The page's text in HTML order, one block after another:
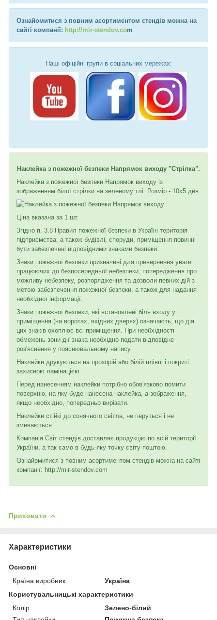
Ознайомитися з повним асортиментом стендів можна на
сайті компанії: http://mir-stendov.com
Наші офіційні групи в соціальних мережах:
Наклейка з пожежної безпеки Напрямок виходу "Стрілка".
Наклейка з пожежної безпеки Напрямок виходу із
зображенням білої стрілки на зеленому тлі. Розмір - 10х5 див.
Ціна вказана за 1 шт.
Згідно п. 3.8 Правил пожежної безпеки в Україні територія
підприємства, а також будівлі, споруди, приміщення повинні
бути забезпечені відповідними знаками безпеки.
Знаки пожежної безпеки призначені для привернення уваги
працюючих до безпосередньої небезпеки, попередження про
можливу небезпеку, розпорядження та дозволи певних дій з
метою забезпечення пожежної безпеки, а також для надання
необхідної інформації.
Знаки пожежної безпеки, які встановлені біля входу у
приміщення (на воротах, вхідних дверях) означають, що дія
цих знаків охоплює всі приміщення. При необхідності
обмежень зони дії знака необхідно подати відповідне
роз'яснення у пояснювальному напису.
Наклейки друкуються на прозорій або білій плівці і покриті
захисною ламінацією.
Перед нанесенням наклейки потрібно обов'язково помити
поверхню, на яку буде нанесена наклейка, а зображення,
якщо необхідно, попередньо вирізати.
Наклейки стійкі до сонячного світла, не перуться і не
змиваються.
Компанія Світ стендів доставляє продукцію по всій території
України, а так само в будь-яку точку світу поштою.
Ознайомитися з повним асортиментом стендів можна на сайті
компанії: http://mir-stendov.com
Приховати
Характеристики
Основні
Країна виробник
Україна
Користувальницькі характеристики
Колір
Зелено-білий